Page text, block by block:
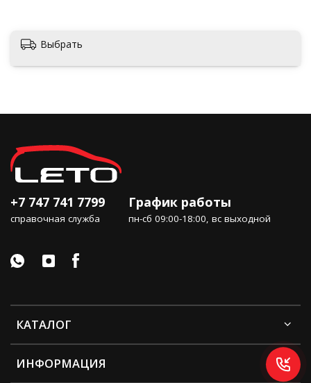
Выбрать
КАТАЛОГ
ИНФОРМАЦИЯ
+7 747 741 7799
справочная служба
График работы
пн-сб 09:00-18:00, вс выходной